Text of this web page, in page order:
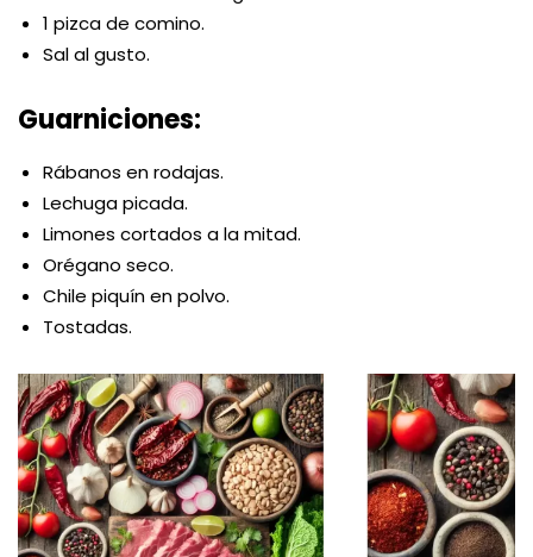
1 pizca de comino.
Sal al gusto.
Guarniciones:
Rábanos en rodajas.
Lechuga picada.
Limones cortados a la mitad.
Orégano seco.
Chile piquín en polvo.
Tostadas.